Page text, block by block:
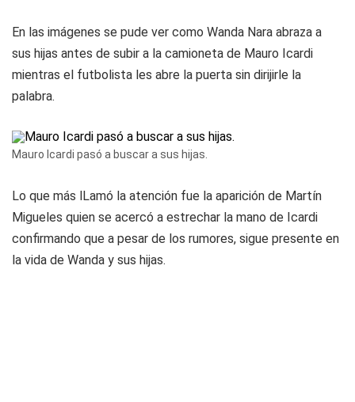
En las imágenes se pude ver como Wanda Nara abraza a
sus hijas antes de subir a la camioneta de Mauro Icardi
mientras el futbolista les abre la puerta sin dirijirle la
palabra.
Mauro Icardi pasó a buscar a sus hijas.
Lo que más lLamó la atención fue la aparición de Martín
Migueles quien se acercó a estrechar la mano de Icardi
confirmando que a pesar de los rumores, sigue presente en
la vida de Wanda y sus hijas.